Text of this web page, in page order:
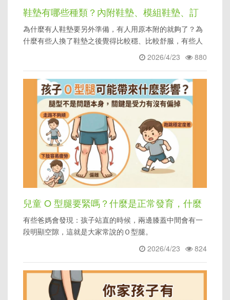
鞋墊有哪些種類？內附鞋墊、模組鞋墊、訂
製鞋墊差在哪
為什麼有人鞋墊要另外準備，有人用原本附的就夠了？為
什麼有些人換了鞋墊之後覺得比較穩、比較舒服，有些人
880
2026/4/23
兒童 O 型腿要緊嗎？什麼是正常發育，什麼
情況要進一步檢查
有些爸媽會發現：孩子站直的時候，兩邊膝蓋中間會有一
段明顯空隙，這就是大家常說的Ｏ型腿。
824
2026/4/23